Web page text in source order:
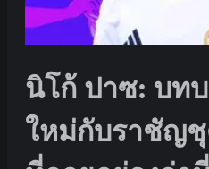
นิโก้ ปาซ: บท
ใหม่กับราชัญชุ